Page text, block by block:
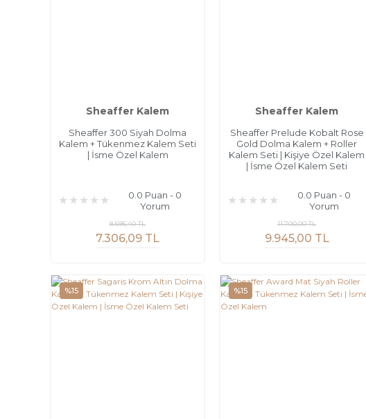
Sheaffer Kalem
Sheaffer 300 Siyah Dolma
Kalem + Tükenmez Kalem Seti
| İsme Özel Kalem
0.0 Puan - 0
Yorum
7.306,09 TL
8.595,40 TL
Sheaffer Kalem
Sheaffer Prelude Kobalt Rose
Gold Dolma Kalem + Roller
Kalem Seti | Kişiye Özel Kalem
| İsme Özel Kalem Seti
0.0 Puan - 0
Yorum
9.945,00 TL
11.700,00 TL
%15 %15